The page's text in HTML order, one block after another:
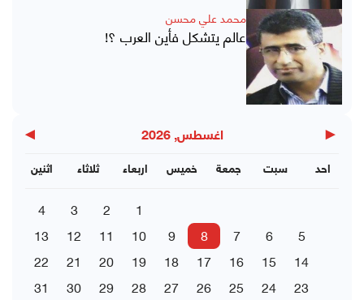
محمد علي محسن
عالم يتشكل فأين العرب ؟!
◀ اغسطس, 2026 ▶
اثنين ثلاثاء اربعاء خميس جمعة سبت احد
1
2
3
4
5
6
7
8
9
10
11
12
13
14
15
16
17
18
19
20
21
22
23
24
25
26
27
28
29
30
31